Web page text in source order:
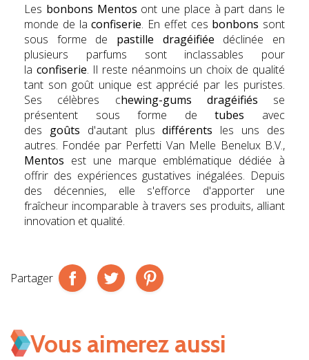
Les bonbons Mentos ont une place à part dans le
monde de laconfiserie. En effet ces bonbons sont
sous forme de pastille dragéifiée déclinée en
plusieurs parfums sont inclassables pour
la confiserie. Il reste néanmoins un choix de qualité
tant son goût unique est apprécié par les puristes.
Ses célèbres chewing-gums dragéifiés se
présentent sous forme detubes avec
des goûts d'autant plus différents les uns des
autres. Fondée par Perfetti Van Melle Benelux B.V.,
Mentos est une marque emblématique dédiée à
offrir des expériences gustatives inégalées. Depuis
des décennies, elle s'efforce d'apporter une
fraîcheur incomparable à travers ses produits, alliant
innovation et qualité.
Partager
Vous aimerez aussi